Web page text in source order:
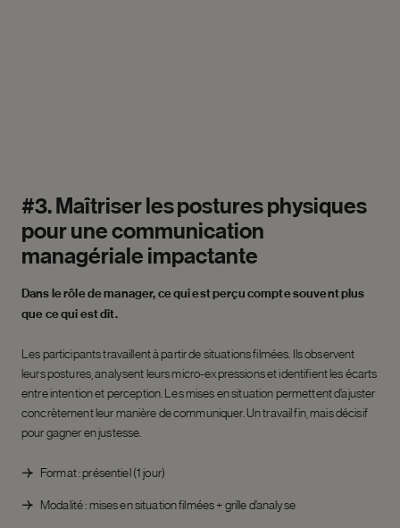
#3.Maîtriserlesposturesphysiques
pourunecommunication
managériale impactante
Dans le rôle de manager, ce qui est perçu compte souvent plus
que ce qui est dit.
Les participants travaillent à partir de situations filmées. Ils observent
leurs postures, analysent leurs micro-expressions et identifient les écarts
entre intention et perception. Les mises en situation permettent d’ajuster
concrètement leur manière de communiquer. Un travail fin, mais décisif
pour gagner en justesse.
Format : présentiel (1 jour)
Modalité : mises en situation filmées + grille d’analyse